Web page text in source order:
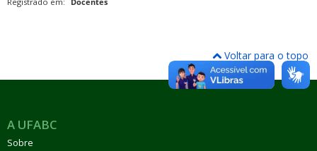
Voltar para o topo
A UFABC
Sobre